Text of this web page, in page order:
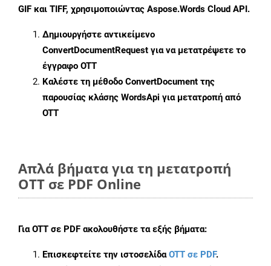
GIF και TIFF, χρησιμοποιώντας Aspose.Words Cloud API.
Δημιουργήστε αντικείμενο
ConvertDocumentRequest για να μετατρέψετε το
έγγραφο OTT
Καλέστε τη μέθοδο ConvertDocument της
παρουσίας κλάσης WordsApi για μετατροπή από
OTT
Απλά βήματα για τη μετατροπή
OTT σε PDF Online
ΓιαOTT σε PDF ακολουθήστε τα εξής βήματα:
Επισκεφτείτε την ιστοσελίδαOTT σε PDF.